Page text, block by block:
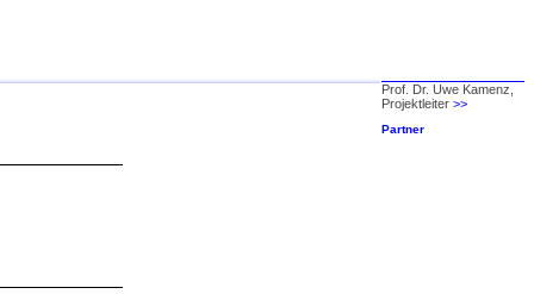
Prof. Dr. Uwe Kamenz,
Projektleiter >>
Partner